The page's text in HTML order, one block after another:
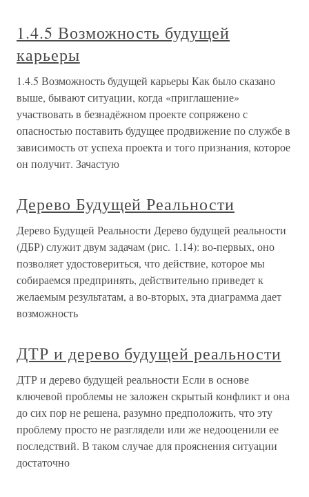
1.4.5 Возможность будущей
карьеры
1.4.5 Возможность будущей карьеры Как было сказано
выше, бывают ситуации, когда «приглашение»
участвовать в безнадёжном проекте сопряжено с
опасностью поставить будущее продвижение по службе в
зависимость от успеха проекта и того признания, которое
он получит. Зачастую
Дерево Будущей Реальности
Дерево Будущей Реальности Дерево будущей реальности
(ДБР) служит двум задачам (рис. 1.14): во-первых, оно
позволяет удостовериться, что действие, которое мы
собираемся предпринять, действительно приведет к
желаемым результатам, а во-вторых, эта диаграмма дает
возможность
ДТР и дерево будущей реальности
ДТР и дерево будущей реальности Если в основе
ключевой проблемы не заложен скрытый конфликт и она
до сих пор не решена, разумно предположить, что эту
проблему просто не разглядели или же недооценили ее
последствий. В таком случае для прояснения ситуации
достаточно